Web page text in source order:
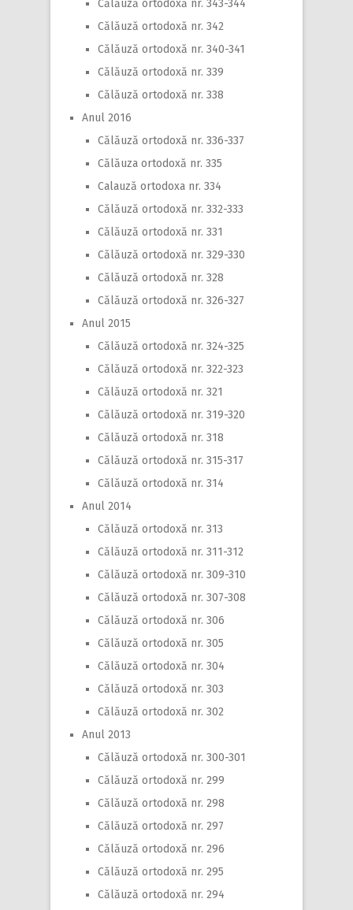
Călăuză ortodoxă nr. 343-344
Călăuză ortodoxă nr. 342
Călăuză ortodoxă nr. 340-341
Călăuză ortodoxă nr. 339
Călăuză ortodoxă nr. 338
Anul 2016
Călăuză ortodoxă nr. 336-337
Călăuza ortodoxă nr. 335
Calauză ortodoxa nr. 334
Călăuză ortodoxă nr. 332-333
Călăuză ortodoxă nr. 331
Călăuză ortodoxă nr. 329-330
Călăuză ortodoxă nr. 328
Călăuză ortodoxă nr. 326-327
Anul 2015
Călăuză ortodoxă nr. 324-325
Călăuză ortodoxă nr. 322-323
Călăuză ortodoxă nr. 321
Călăuză ortodoxă nr. 319-320
Călăuză ortodoxă nr. 318
Călăuză ortodoxă nr. 315-317
Călăuză ortodoxă nr. 314
Anul 2014
Călăuză ortodoxă nr. 313
Călăuză ortodoxă nr. 311-312
Călăuză ortodoxă nr. 309-310
Călăuză ortodoxă nr. 307-308
Călăuză ortodoxă nr. 306
Călăuză ortodoxă nr. 305
Călăuză ortodoxă nr. 304
Călăuză ortodoxă nr. 303
Călăuză ortodoxă nr. 302
Anul 2013
Călăuză ortodoxă nr. 300-301
Călăuză ortodoxă nr. 299
Călăuză ortodoxă nr. 298
Călăuză ortodoxă nr. 297
Călăuză ortodoxă nr. 296
Călăuză ortodoxă nr. 295
Călăuză ortodoxă nr. 294